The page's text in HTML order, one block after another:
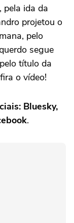
pela ida da
projetou o
pelo
segue
título da
o vídeo!
Bluesky,
.